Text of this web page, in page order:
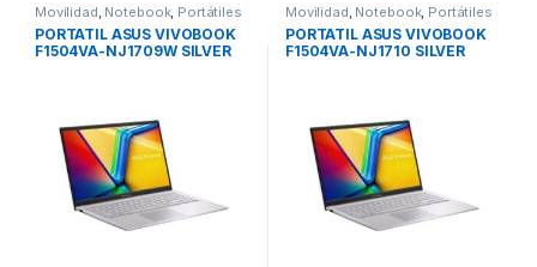
Movilidad, Notebook, Portátiles
PORTATIL ASUS VIVOBOOK
F1504VA-NJ1709W SILVER
Movilidad, Notebook, Portátiles
PORTATIL ASUS VIVOBOOK
F1504VA-NJ1710 SILVER